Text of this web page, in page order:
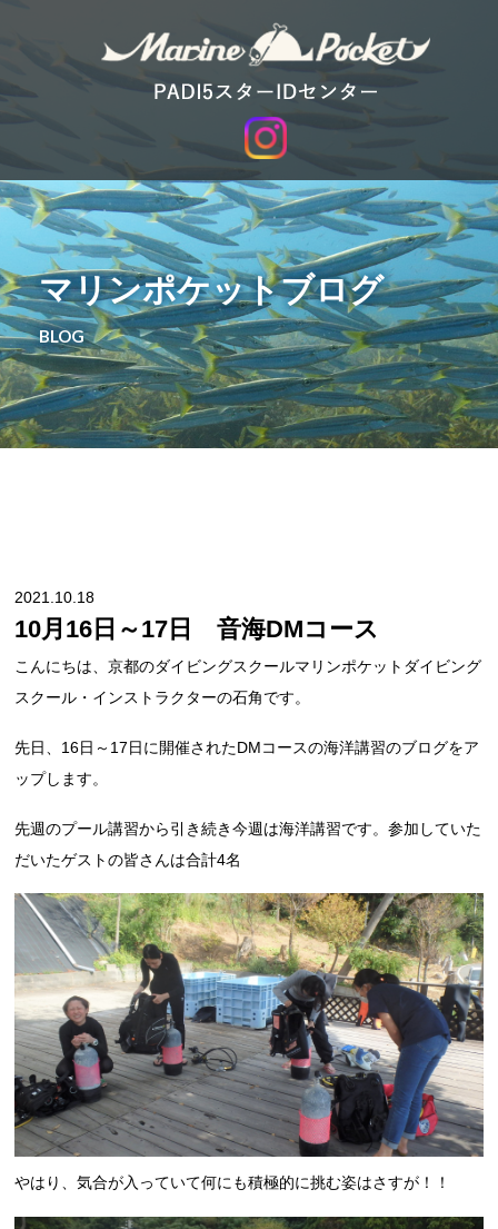
マリンポケットブログ
BLOG
2021.10.18
10月16日～17日 音海DMコース
こんにちは、京都のダイビングスクールマリンポケットダイビング
スクール・インストラクターの石角です。
先日、16日～17日に開催されたDMコースの海洋講習のブログをア
ップします。
先週のプール講習から引き続き今週は海洋講習です。参加していた
だいたゲストの皆さんは合計4名
やはり、気合が入っていて何にも積極的に挑む姿はさすが！！